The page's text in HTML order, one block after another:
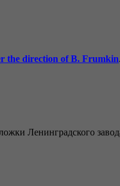
direction of B. Frumkin.
Ленинградского